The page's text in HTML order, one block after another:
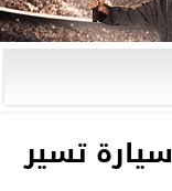
رادار المرور يلتقط 1172 سيارة تسير